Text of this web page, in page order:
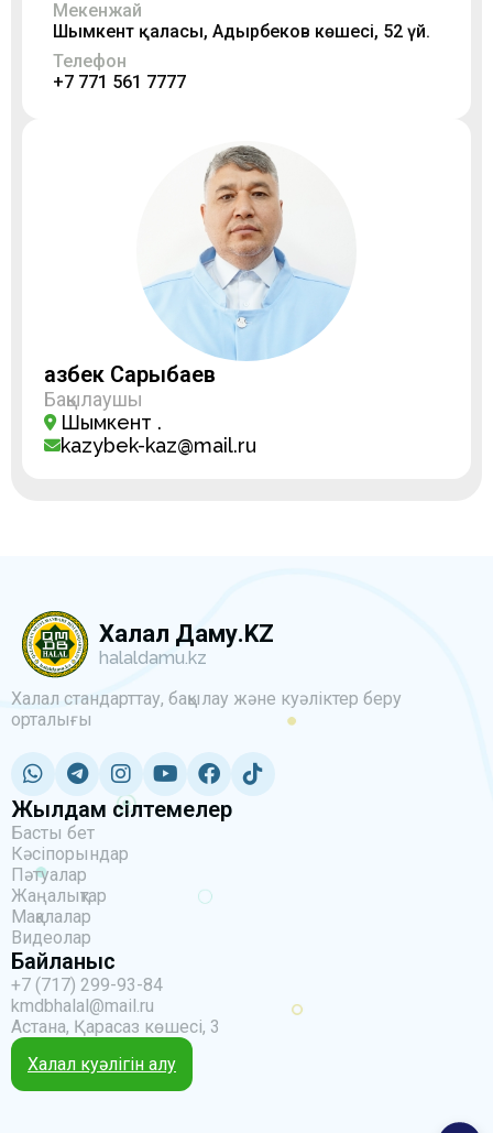
Мекенжай
Шымкент қаласы, Адырбеков көшесі, 52 үй.
Телефон
+7 771 561 7777
Қазбек Сарыбаев
Бақылаушы
Шымкент қ.
kazybek-kaz@mail.ru
Халал Даму.KZ
halaldamu.kz
Халал стандарттау, бақылау және куәліктер беру
орталығы
Жылдам сілтемелер
Басты бет
Кәсіпорындар
Пәтуалар
Жаңалықтар
Мақалалар
Видеолар
Байланыс
+7 (717) 299-93-84
kmdbhalal@mail.ru
Астана, Қарасаз көшесі, 3
Халал куәлігін алу